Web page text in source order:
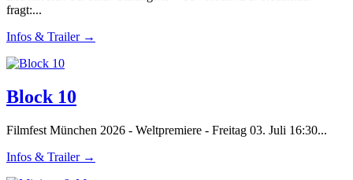
fragt:...
Infos & Trailer →
Block 10
Filmfest München 2026 - Weltpremiere - Freitag 03. Juli 16:30...
Infos & Trailer →